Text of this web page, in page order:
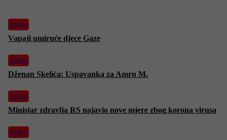
Arhiva
Vapaji umiruće djece Gaze
Arhiva
Dženan Skelića: Uspavanka za Amru M.
Arhiva
Ministar zdravlja RS najavio nove mjere zbog korona virusa
Arhiva